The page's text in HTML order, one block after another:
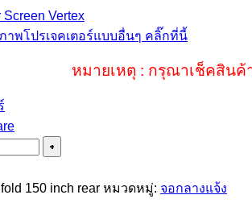
Screen Vertex
าพโปรเจคเตอร์แบบอื่นๆ คลิ๊กที่นี้
หมายเหตุ : กรุณาเช็คสินค้
150 inch rear หมวดหมู่: จอกลางแจ้ง